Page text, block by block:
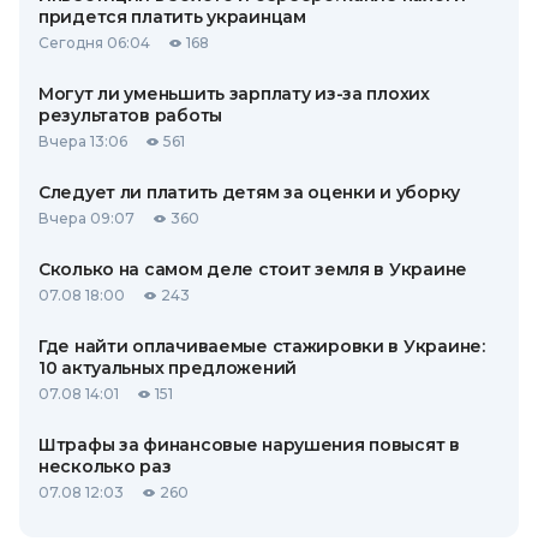
придется платить украинцам
Сегодня 06:04 168
Могут ли уменьшить зарплату из-за плохих
результатов работы
Вчера 13:06 561
Следует ли платить детям за оценки и уборку
Вчера 09:07 360
Сколько на самом деле стоит земля в Украине
07.08 18:00 243
Где найти оплачиваемые стажировки в Украине:
10 актуальных предложений
07.08 14:01 151
Штрафы за финансовые нарушения повысят в
несколько раз
07.08 12:03 260